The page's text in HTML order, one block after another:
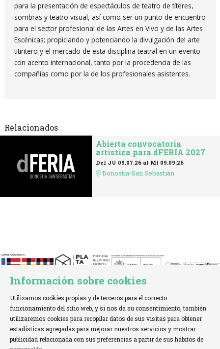
para la presentación de espectáculos de teatro de títeres,
sombras y teatro visual, así como ser un punto de encuentro
para el sector profesional de las Artes en Vivo y de las Artes
Escénicas; propiciando y potenciando la divulgación del arte
titiritero y el mercado de esta disciplina teatral en un evento
con acento internacional, tanto por la procedencia de las
compañías como por la de los profesionales asistentes.
Relacionados
Abierta convocatoria
artística para dFERIA 2027
Del JU 09.07.26al MI 09.09.26
Donostia-San Sebastián
TELÉFONO:+34 621 00 65 08 | info@cofae.net
Información sobre cookies
Utilizamos cookies propias y de terceros para el correcto
funcionamiento del sitio web, y si nos da su consentimiento, también
utilizaremos cookies para recopilar datos de sus visitas para obtener
estadísticas agregadas para mejorar nuestros servicios y mostrar
publicidad relacionada con sus preferencias a partir de sus hábitos de